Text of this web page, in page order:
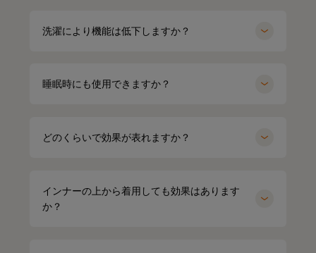
洗濯により機能は低下しますか？
睡眠時にも使用できますか？
どのくらいで効果が表れますか？
インナーの上から着用しても効果はあります
か？